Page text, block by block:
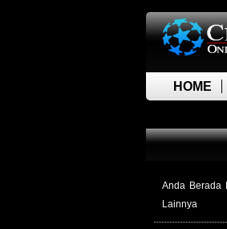
HOME
Anda Berada
Lainnya